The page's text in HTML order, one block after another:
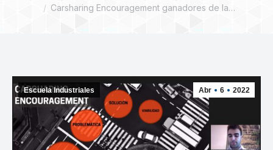
Carsharing Encouragement ganadores de la…
Abr 6 2022
Escuela Industriales